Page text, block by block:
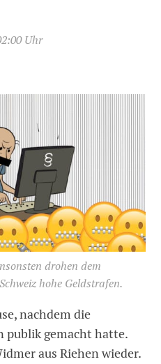
Uhr
drohen dem
hohe Geldstrafen.
nachdem die
publik gemacht hatte.
aus Riehen wieder.